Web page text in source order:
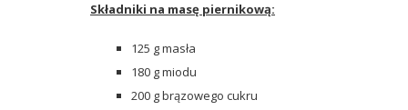
Składniki na masę piernikową:
125 g masła
180 g miodu
200 g brązowego cukru